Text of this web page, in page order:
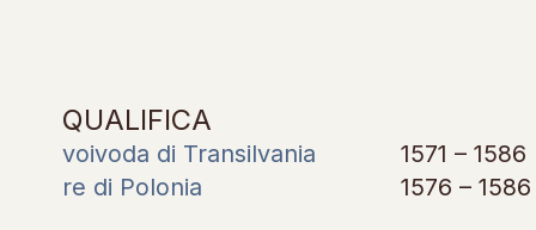
QUALIFICA
voivoda di Transilvania
1571 – 1586
re di Polonia
1576 – 1586